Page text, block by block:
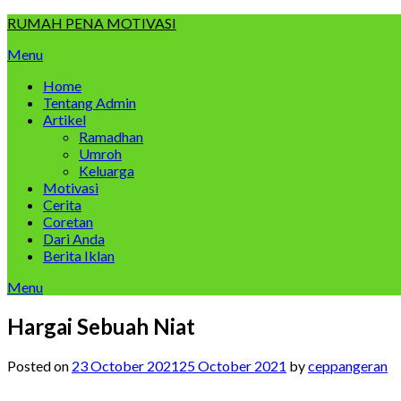
Skip
content
RUMAH PENA MOTIVASI
Menu
Home
Tentang Admin
Artikel
Ramadhan
Umroh
Keluarga
Motivasi
Cerita
Coretan
Dari Anda
Berita Iklan
Menu
Hargai Sebuah Niat
Posted on 23 October 202125 October 2021 byceppangeran